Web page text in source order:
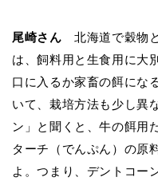
尾崎さん 北海道で穀物
は、飼料用と生食用に大
口に入るか家畜の餌にな
いて、栽培方法も少し異
ン」と聞くと、牛の餌用
ターチ（でんぷん）の原
よ。つまり、デントコー